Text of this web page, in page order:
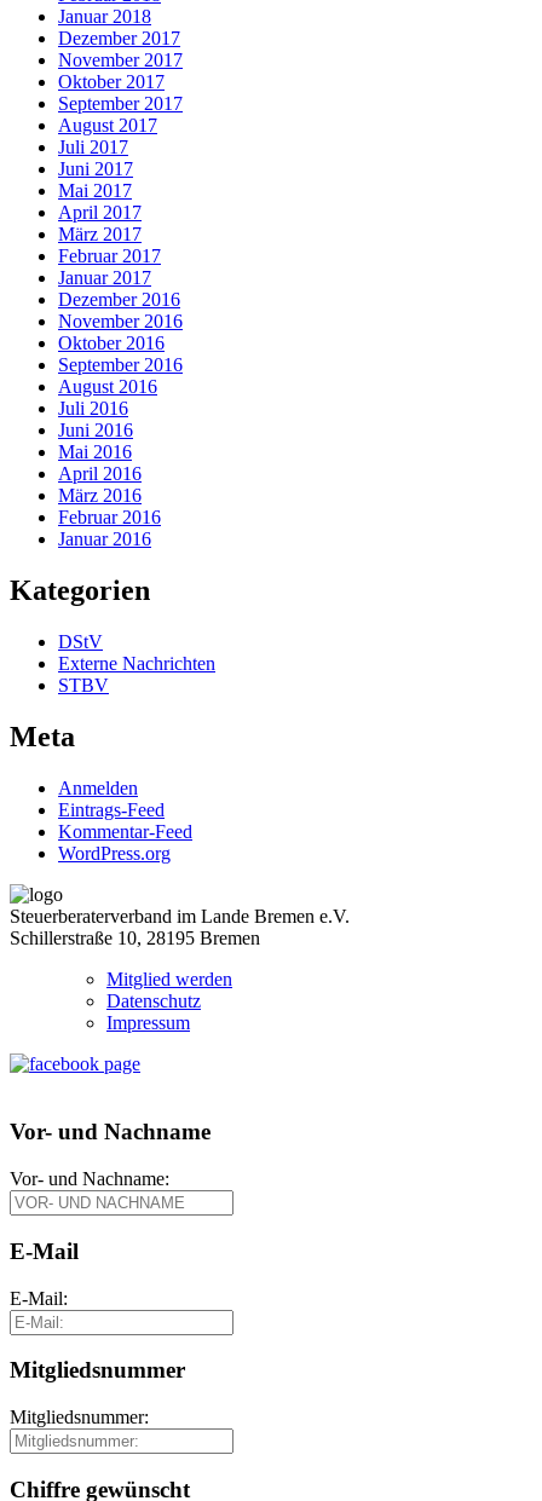
Januar 2018
Dezember 2017
November 2017
Oktober 2017
September 2017
August 2017
Juli 2017
Juni 2017
Mai 2017
April 2017
März 2017
Februar 2017
Januar 2017
Dezember 2016
November 2016
Oktober 2016
September 2016
August 2016
Juli 2016
Juni 2016
Mai 2016
April 2016
März 2016
Februar 2016
Januar 2016
Kategorien
DStV
Externe Nachrichten
STBV
Meta
Anmelden
Eintrags-Feed
Kommentar-Feed
WordPress.org
Steuerberaterverband im Lande Bremen e.V.
Schillerstraße 10, 28195 Bremen
Mitglied werden
Datenschutz
Impressum
Vor- und Nachname
Vor- und Nachname:
E-Mail
E-Mail:
Mitgliedsnummer
Mitgliedsnummer:
Chiffre gewünscht